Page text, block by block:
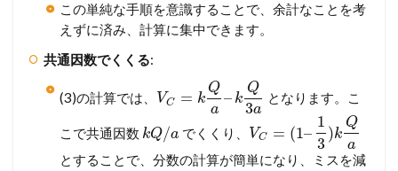
この単純な手順を意識することで、余計なことを考
えずに済み、計算に集中できます。
共通因数でくくる:
(3)の計算では、 VC = k
Q
a
– k
Q
3a
となります。こ
こで共通因数 kQ/a でくくり、 VC = (1–
1
3
)k
Q
a
とすることで、分数の計算が簡単になり、ミスを減